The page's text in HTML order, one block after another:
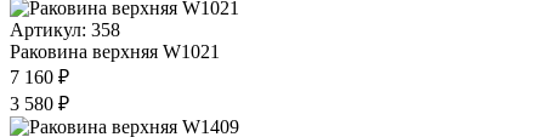
Артикул: 358
Раковина верхняя W1021
7 160 ₽
3 580 ₽